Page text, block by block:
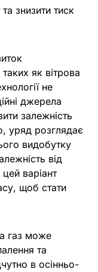
знизити тиск
як вітрова
не
джерела
залежність
уряд розглядає
видобутку
від
варіант
щоб стати
газ може
та
в осінньо-